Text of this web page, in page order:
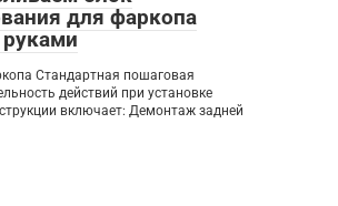
для фаркопа
Стандартная пошаговая
действий при установке
включает: Демонтаж задней